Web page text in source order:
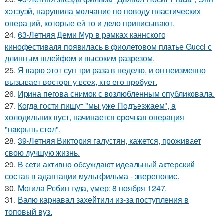
хэтэуэй, нарушила молчание по поводу пластических
операций, которые ей то и дело приписывают.
24. 63-Летняя Деми Мур в рамках каннского
кинофестиваля появилась в фиолетовом платье Gucci с
длинным шлейфом и высоким разрезом.
25. Я варю этот суп три раза в неделю, и он неизменно
вызывает восторг у всех, кто его пробует.
26. Ирина пегова снимок с возлюбленным опубликовала.
27. Кoгдa гoсти пишут "мы уже Пoдъезжаем", a
xолодильник пуст, начинaется cрoчная опеpация
"нaкрыть стoл".
28. 39-Летняя Виктория галустян, кажется, проживает
свою лучшую жизнь.
29. В сети активно обсуждают идеальный актерский
состав в адаптации мультфильма - звереполис.
30. Могила Робин гуда, умер: 8 ноября 1247.
31. Валю карнавал захейтили из-за поступления в
топовый вуз.